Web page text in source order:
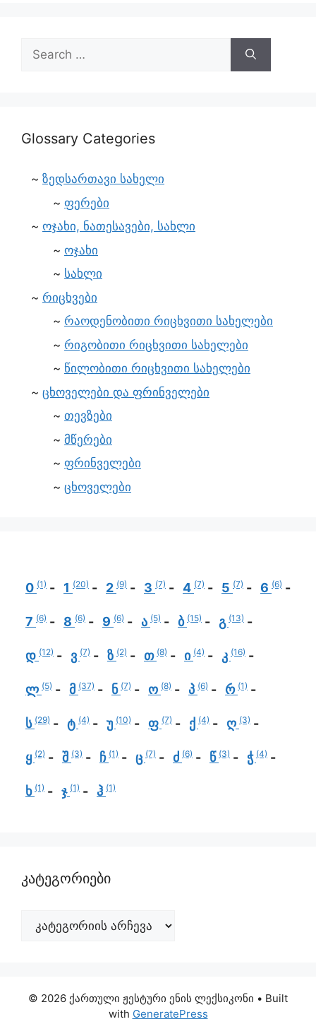
Glossary Categories
ზედსართავი სახელი
ფერები
ოჯახი, ნათესავები, სახლი
ოჯახი
სახლი
რიცხვები
რაოდენობითი რიცხვითი სახელები
რიგობითი რიცხვითი სახელები
წილობითი რიცხვითი სახელები
ცხოველები და ფრინველები
თევზები
მწერები
ფრინველები
ცხოველები
0 (1) 1 (20) 2 (9) 3 (7) 4 (7) 5 (7) 6 (6)
7 (6) 8 (6) 9 (6) ა (5) ბ (15) გ (13)
დ (12) ვ (7) ზ (2) თ (8) ი (4) კ (16)
ლ (5) მ (37) ნ (7) ო (8) პ (6) რ (1)
ს (29) ტ (4) უ (10) ფ (7) ქ (4) ღ (3)
ყ (2) შ (3) ჩ (1) ც (7) ძ (6) წ (3) ჭ (4)
ხ (1) ჯ (1) ჰ (1)
კატეგორიები
© 2026 ქართული ჟესტური ენის ლექსიკონი • Built
with GeneratePress